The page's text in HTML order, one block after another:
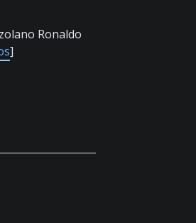
Ronaldo
]